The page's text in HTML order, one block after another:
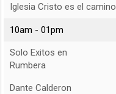
Iglesia Cristo es el camino
10am - 01pm
Solo Exitos en
Rumbera
Dante Calderon